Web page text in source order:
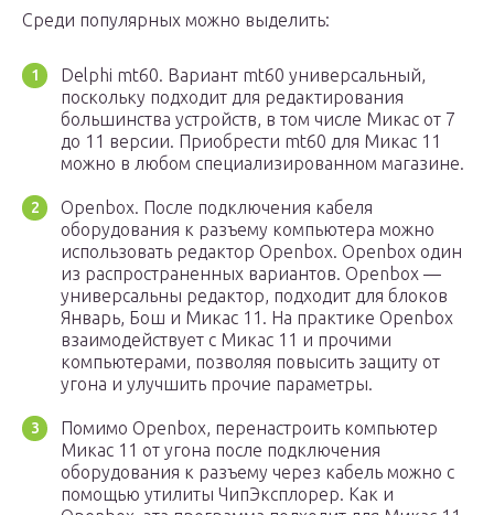
Среди популярных можно выделить:
Delphi mt60. Вариант mt60 универсальный,
поскольку подходит для редактирования
большинства устройств, в том числе Микас от 7
до 11 версии. Приобрести mt60 для Микас 11
можно в любом специализированном магазине.
Openbox. После подключения кабеля
оборудования к разъему компьютера можно
использовать редактор Openbox. Openbox один
из распространенных вариантов. Openbox —
универсальны редактор, подходит для блоков
Январь, Бош и Микас 11. На практике Openbox
взаимодействует с Микас 11 и прочими
компьютерами, позволяя повысить защиту от
угона и улучшить прочие параметры.
Помимо Openbox, перенастроить компьютер
Микас 11 от угона после подключения
оборудования к разъему через кабель можно с
помощью утилиты ЧипЭксплорер. Как и